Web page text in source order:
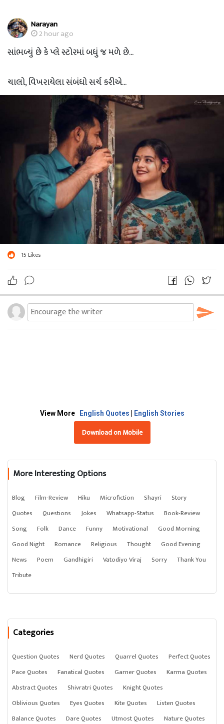
Narayan
2 hour ago
સાંભળ્યું છે કે પ્લે સ્ટોરમાં બધું જ મળે છે...
ચાલો, વિખરાયેલા સંબંધો સર્ચ કરીએ...
15 Likes
View More English Quotes English Stories
Download on Mobile
More Interesting Options
Blog Film-Review Hiku Microfiction Shayri
Story
Quotes
Questions Jokes Whatsapp-Status
Book-Review
Song
Folk Dance Funny Motivational
Good Morning
Good Night
Romance Religious Thought
Good Evening
News
Poem Gandhigiri Vatodiyo Viraj Sorry
Thank You
Tribute
Categories
Question Quotes Nerd Quotes Quarrel Quotes
Perfect Quotes
Pace Quotes
Fanatical Quotes Garner Quotes
Karma Quotes
Abstract Quotes
Shivratri Quotes
Knight Quotes
Oblivious Quotes
Eyes Quotes Kite Quotes
Listen Quotes
Balance Quotes
Dare Quotes Utmost Quotes Nature Quotes